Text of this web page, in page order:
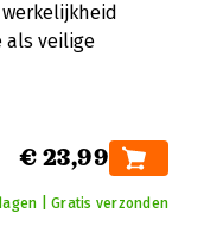
als veilige
€ 23,99
| Gratis verzonden